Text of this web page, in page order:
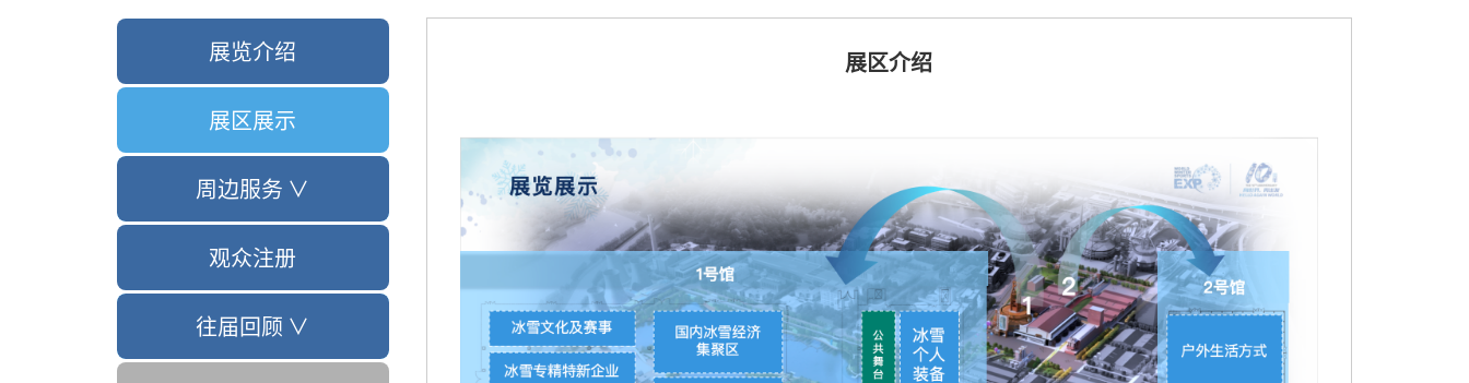
展览介绍
展区展示
周边服务 ∨
观众注册
往届回顾 ∨
展区介绍